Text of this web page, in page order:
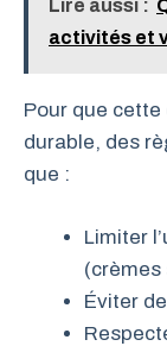
Lire aussi :
activités et
Pour que
durable, des
que :
Limiter
(crèmes
Éviter